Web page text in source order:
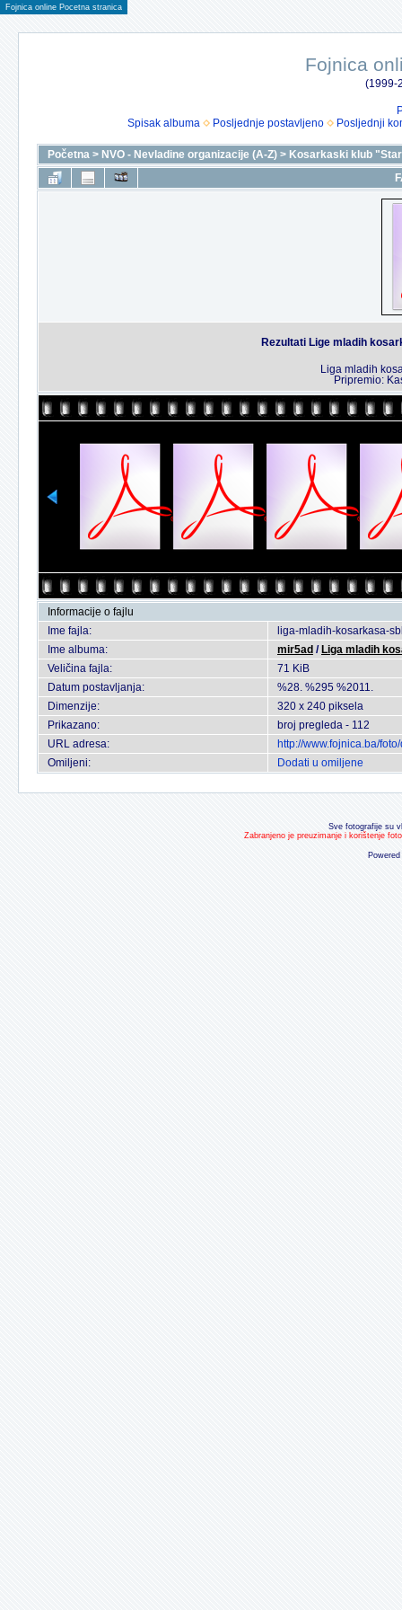
Fojnica online Pocetna stranica
Fojnica
(1999-
Spisak albuma
Posljednje postavljeno Posljednji
Početna > NVO - Nevladine organizacije (A-Z) > Kosarkaski klub
Rezultati Lige mladih
Liga mladih
Pripremio:
Informacije o fajlu
Ime fajla:
liga-mladih-kosarkasa-
Ime albuma:
mir5ad / Liga mladih
Veličina fajla:
71 KiB
Datum postavljanja:
%28. %295 %2011.
Dimenzije:
320 x 240 piksela
Prikazano:
broj pregleda - 112
URL adresa:
http://www.fojnica.ba/
Omiljeni:
Dodati u omiljene
Sve fotografije su
Zabranjeno je preuzimanje i korištenje